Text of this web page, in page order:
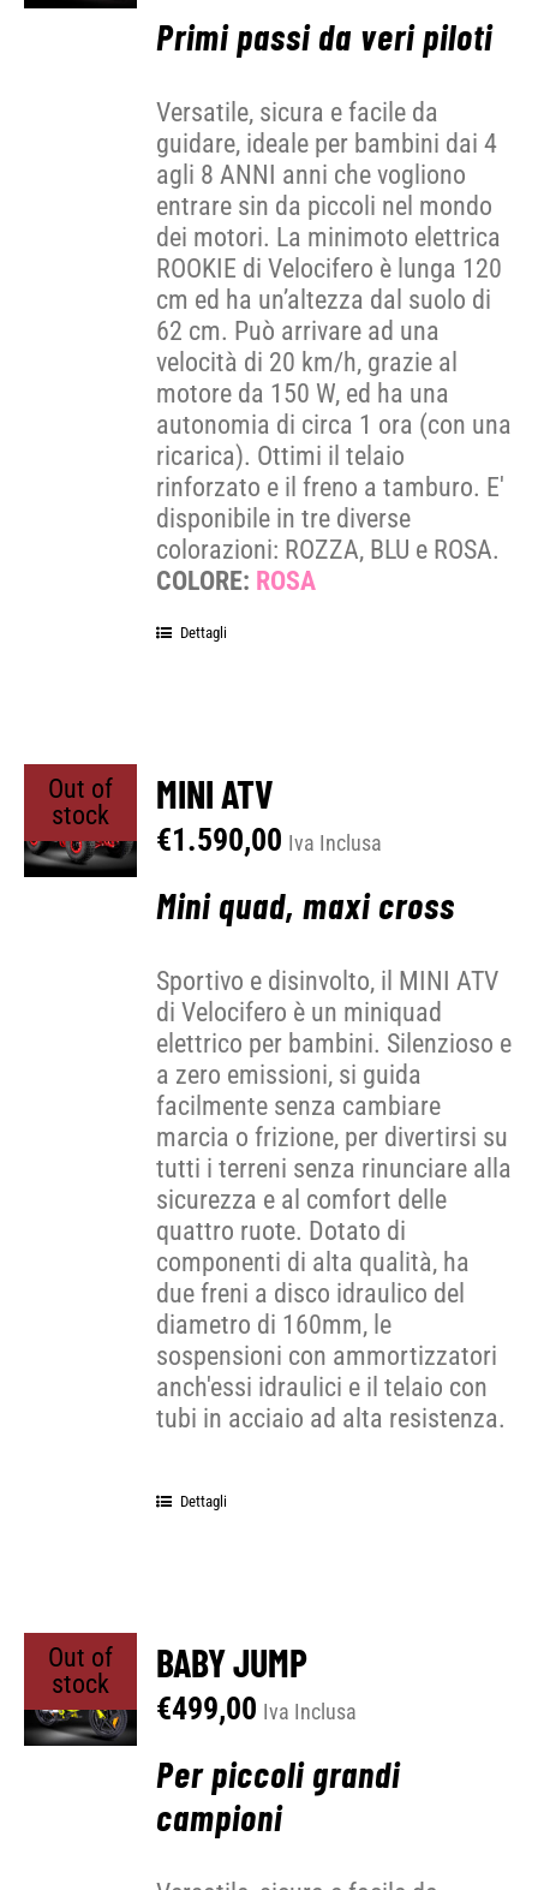
Primi passi da veri piloti
Versatile, sicura e facile da
guidare, ideale per bambini dai 4
agli 8 ANNI anni che vogliono
entrare sin da piccoli nel mondo
dei motori. La minimoto elettrica
ROOKIE di Velocifero è lunga 120
cm ed ha un’altezza dal suolo di
62 cm. Può arrivare ad una
velocità di 20 km/h, grazie al
motore da 150 W, ed ha una
autonomia di circa 1 ora (con una
ricarica). Ottimi il telaio
rinforzato e il freno a tamburo. E'
disponibile in tre diverse
colorazioni: ROZZA, BLU e ROSA.
COLORE: ROSA
Dettagli
Out of
stock
MINI ATV
€1.590,00 Iva Inclusa
Mini quad, maxi cross
Sportivo e disinvolto, il MINI ATV
di Velocifero è un miniquad
elettrico per bambini. Silenzioso e
a zero emissioni, si guida
facilmente senza cambiare
marcia o frizione, per divertirsi su
tutti i terreni senza rinunciare alla
sicurezza e al comfort delle
quattro ruote. Dotato di
componenti di alta qualità, ha
due freni a disco idraulico del
diametro di 160mm, le
sospensioni con ammortizzatori
anch'essi idraulici e il telaio con
tubi in acciaio ad alta resistenza.
Dettagli
Out of
stock
BABY JUMP
€499,00 Iva Inclusa
Per piccoli grandi
campioni